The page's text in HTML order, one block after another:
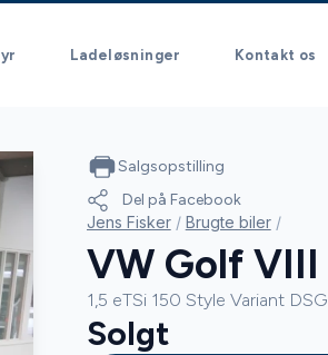
Ladeløsninger Kontakt os
Salgsopstilling
Del på Facebook
Jens Fisker / Brugte biler /
VW Golf VIII
1,5 eTSi 150 Style Variant DSG
Solgt